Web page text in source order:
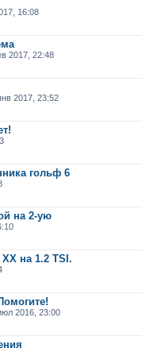
16:08
2017, 22:48
2017, 23:52
гольф 6
на 2-ую
на 1.2 TSI.
2016, 23:00